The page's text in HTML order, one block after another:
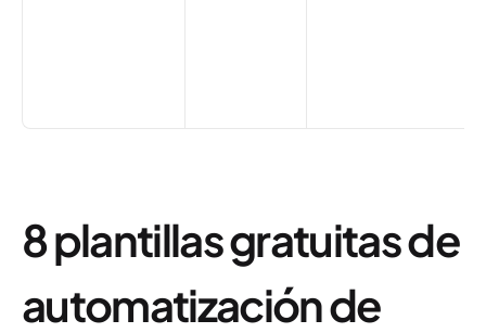
8 plantillas gratuitas de
automatización de